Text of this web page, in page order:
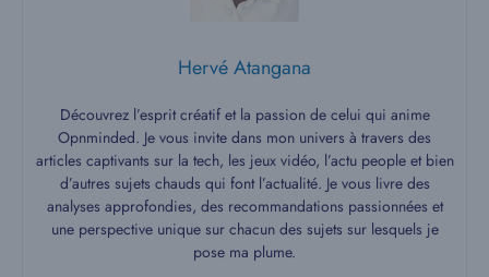
Hervé Atangana
Découvrez l’esprit créatif et la passion de celui qui anime
Opnminded. Je vous invite dans mon univers à travers des
articles captivants sur la tech, les jeux vidéo, l’actu people et bien
d’autres sujets chauds qui font l’actualité. Je vous livre des
analyses approfondies, des recommandations passionnées et
une perspective unique sur chacun des sujets sur lesquels je
pose ma plume.